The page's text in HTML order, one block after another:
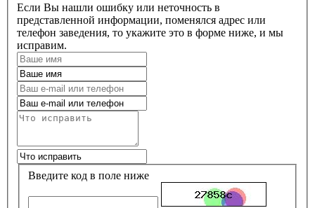
Если Вы нашли ошибку или неточность в
представленной информации, поменялся адрес или
телефон заведения, то укажите это в форме ниже, и мы
исправим.
Введите код в поле ниже